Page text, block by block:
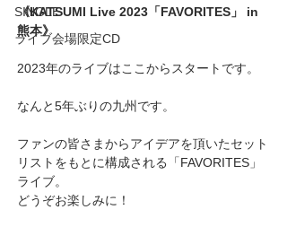
SINGLE
ライブ会場限定CD
《KATSUMI Live 2023「FAVORITES」 in
熊本》
2023年のライブはここからスタートです。
なんと5年ぶりの九州です。
ファンの皆さまからアイデアを頂いたセット
リストをもとに構成される「FAVORITES」
ライブ。
どうぞお楽しみに！